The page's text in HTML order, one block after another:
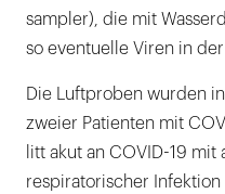
sampler), die mit
so eventuelle Viren in
Die Luftproben wurden
zweier Patienten mit
litt akut an COVID-19 mit
respiratorischer